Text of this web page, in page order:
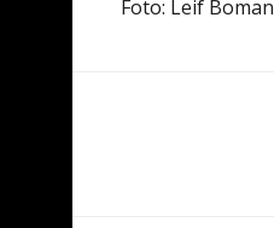
Foto: Leif Boman